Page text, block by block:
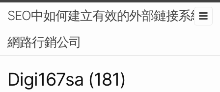
SEO中如何建立有效的外部鏈接系統-
網路行銷公司
Digi167sa (181)